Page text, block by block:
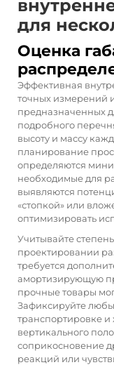
для
Оценка
Эффективная
точных измерений
предназначенных
подробного
высоту и массу
планирование
определяются
необходимые для
выявляются
«стопкой» или
оптимизировать
Учитывайте
проектировании
требуется
амортизирующую
прочные товары
Зафиксируйте
транспортировке
вертикального
соприкосновение
реакций или